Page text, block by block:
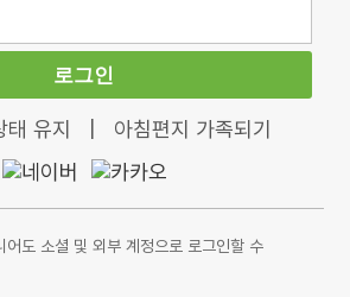
로그인
유지 아침편지 가족되기
어도 소셜 및 외부 계정으로 로그인할 수